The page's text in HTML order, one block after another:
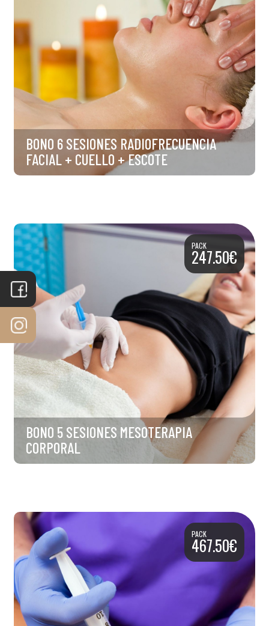
BONO 6 SESIONES RADIOFRECUENCIA
FACIAL + CUELLO + ESCOTE
PACK
247.50€
BONO 5 SESIONES MESOTERAPIA
CORPORAL
PACK
467.50€